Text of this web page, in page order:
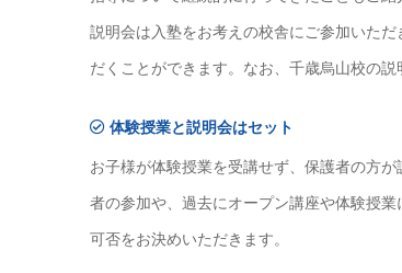
説明会は入塾をお考えの校舎にご参加いた
だくことができます。なお、千歳烏山校の
体験授業と説明会はセット
お子様が体験授業を受講せず、保護者の方
者の参加や、過去にオープン講座や体験授
可否をお決めいただきます。